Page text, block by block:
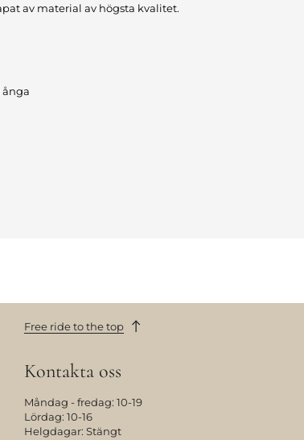
av material av högsta kvalitet.
ånga
Free ride to the top
Kontakta oss
Måndag - fredag: 10-19
Lördag: 10-16
Helgdagar: Stängt